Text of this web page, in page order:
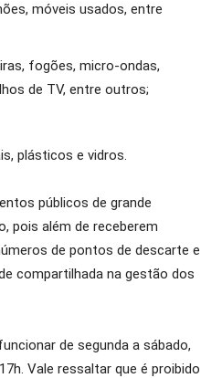
móveis usados, entre
fogões, micro-ondas,
de TV, entre outros;
plásticos e vidros.
públicos de grande
pois além de receberem
de pontos de descarte e
compartilhada na gestão dos
de segunda a sábado,
Vale ressaltar que é proibido